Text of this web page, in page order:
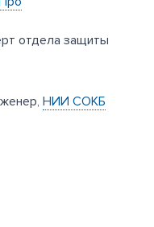
отдела защиты
НИИ СОКБ